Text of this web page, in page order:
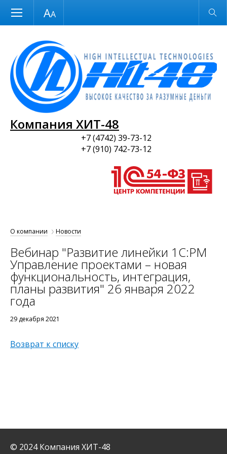
Размер шрифта Обычная версия
Компания ХИТ-48
+7 (4742) 39-73-12
+7 (910) 742-73-12
О компании Новости
Вебинар "Развитие линейки 1С:PM
Управление проектами – новая
функциональность, интеграция,
планы развития" 26 января 2022
года
29 декабря 2021
Возврат к списку
© 2024 Компания ХИТ-48